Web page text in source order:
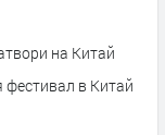
на Китай
фестивал в Китай